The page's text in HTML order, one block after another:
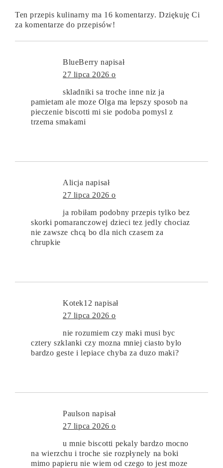
Ten przepis kulinarny ma 16 komentarzy. Dziękuję Ci
za komentarze do przepisów!
BlueBerry napisał
27 lipca 2026 o
skladniki sa troche inne niz ja
pamietam ale moze Olga ma lepszy sposob na
pieczenie biscotti mi sie podoba pomysl z
trzema smakami
Alicja napisał
27 lipca 2026 o
ja robiłam podobny przepis tylko bez
skorki pomaranczowej dzieci tez jedly chociaz
nie zawsze chcą bo dla nich czasem za
chrupkie
Kotek12 napisał
27 lipca 2026 o
nie rozumiem czy maki musi byc
cztery szklanki czy mozna mniej ciasto bylo
bardzo geste i lepiace chyba za duzo maki?
Paulson napisał
27 lipca 2026 o
u mnie biscotti pekaly bardzo mocno
na wierzchu i troche sie rozpłynely na boki
mimo papieru nie wiem od czego to jest moze